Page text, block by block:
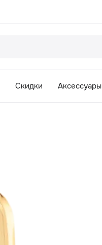
Скидки Аксессуары